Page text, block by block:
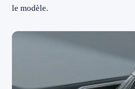
le modèle.